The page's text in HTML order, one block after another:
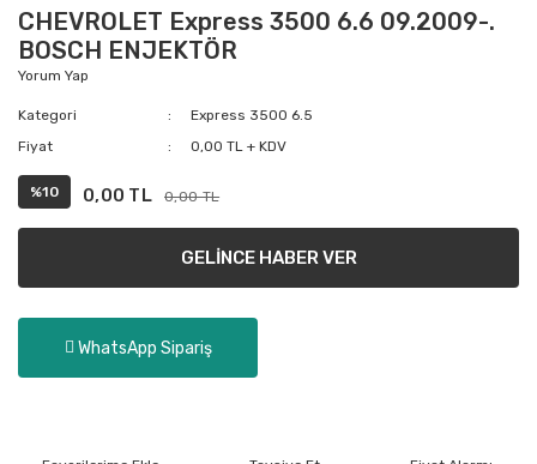
CHEVROLET Express 3500 6.6 09.2009-.
BOSCH ENJEKTÖR
Yorum Yap
Kategori
Express 3500 6.5
Fiyat
0,00 TL + KDV
%10 0,00 TL 0,00 TL
GELİNCE HABER VER
WhatsApp Sipariş